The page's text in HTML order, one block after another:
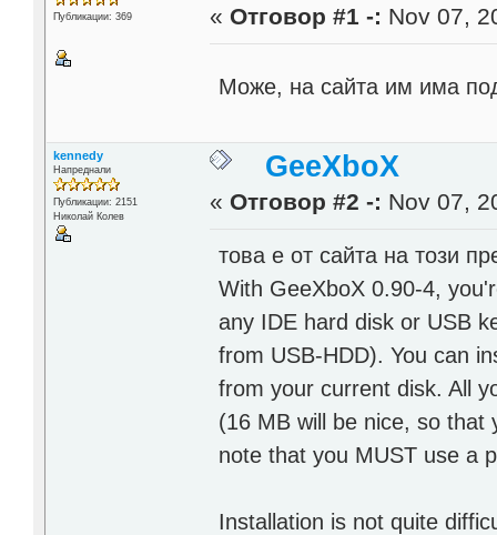
Публикации: 369 « Отговор #1 -: Nov 07,
Може, на сайта им има
kennedy
Напреднали
Публикации: 2151
Николай Колев
GeeXboX
« Отговор #2 -: Nov 07,
това е от сайта на този
With GeeXboX 0.90-4,
any IDE hard disk or USB
from USB-HDD). You can
from your current disk. All
(16 MB will be nice, so that
note that you MUST use a
Installation is not quite